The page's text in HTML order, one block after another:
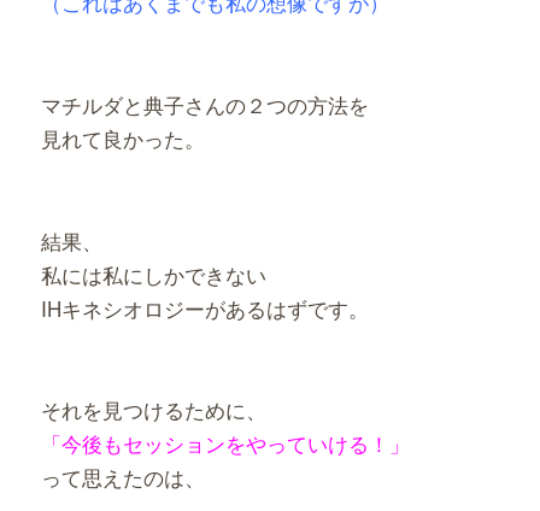
マチルダと典子さんの２つの方法を
見れて良かった。
結果、
私には私にしかできない
IHキネシオロジーがあるはずです。
それを見つけるために、
「今後もセッションをやっていける！」
って思えたのは、